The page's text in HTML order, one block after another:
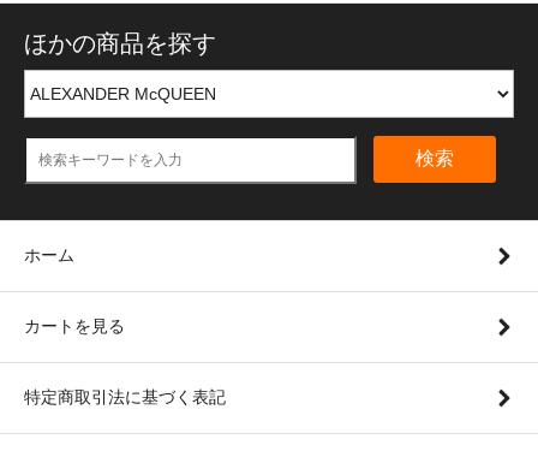
ほかの商品を探す
検索
ホーム
カートを見る
特定商取引法に基づく表記